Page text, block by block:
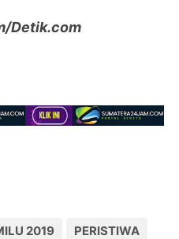
Detik.com
2019
PERISTIWA